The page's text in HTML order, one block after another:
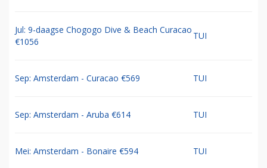
Jul: 9-daagse Chogogo Dive & Beach Curacao
€1056
TUI
Sep: Amsterdam - Curacao €569 TUI
Sep: Amsterdam - Aruba €614 TUI
Mei: Amsterdam - Bonaire €594 TUI